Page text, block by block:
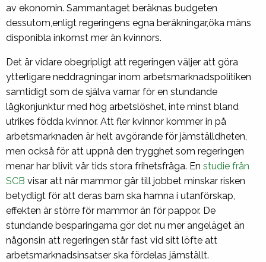
av ekonomin. Sammantaget beräknas budgeten
dessutom,enligt regeringens egna beräkningar,öka mäns
disponibla inkomst mer än kvinnors.
Det är vidare obegripligt att regeringen väljer att göra
ytterligare neddragningar inom arbetsmarknadspolitiken
samtidigt som de själva varnar för en stundande
lågkonjunktur med hög arbetslöshet, inte minst bland
utrikes födda kvinnor. Att fler kvinnor kommer in på
arbetsmarknaden är helt avgörande för jämställdheten,
men också för att uppnå den trygghet som regeringen
menar har blivit vår tids stora frihetsfråga. En studie från
SCB visar att när mammor går till jobbet minskar risken
betydligt för att deras barn ska hamna i utanförskap,
effekten är större för mammor än för pappor. De
stundande besparingarna gör det nu mer angeläget än
någonsin att regeringen står fast vid sitt löfte att
arbetsmarknadsinsatser ska fördelas jämställt.